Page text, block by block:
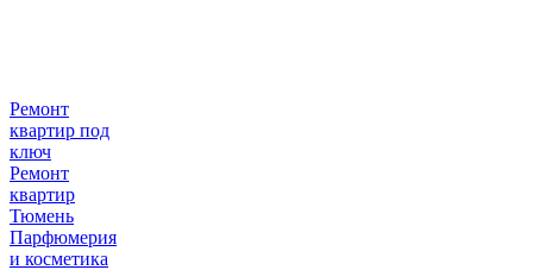
Ремонт
квартир под
ключ
Ремонт
квартир
Тюмень
Парфюмерия
и косметика